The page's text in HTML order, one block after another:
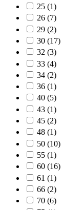
25 (1)
26 (7)
29 (2)
30 (17)
32 (3)
33 (4)
34 (2)
36 (1)
40 (5)
43 (1)
45 (2)
48 (1)
50 (10)
55 (1)
60 (16)
61 (1)
66 (2)
70 (6)